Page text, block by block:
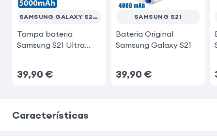
SAMSUNG GALAXY S21 ULTRA
Tampa bateria
Samsung S21 Ultra
39,90 €
SAMSUNG S21
Bateria Original
Samsung Galaxy S21
39,90 €
Características